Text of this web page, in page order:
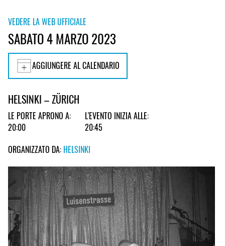
VEDERE LA WEB UFFICIALE
SABATO 4 MARZO 2023
AGGIUNGERE AL CALENDARIO
HELSINKI – ZÜRICH
LE PORTE APRONO A:
20:00
L'EVENTO INIZIA ALLE:
20:45
ORGANIZZATO DA: HELSINKI